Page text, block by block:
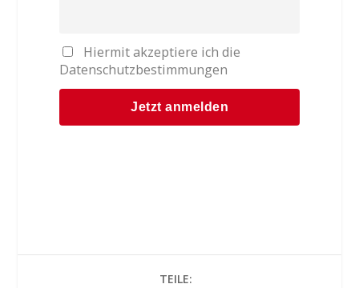
Hiermit akzeptiere ich die
Datenschutzbestimmungen
TEILE: